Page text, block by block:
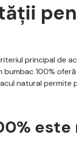
principal de
bumbac 100%
natural permite
este